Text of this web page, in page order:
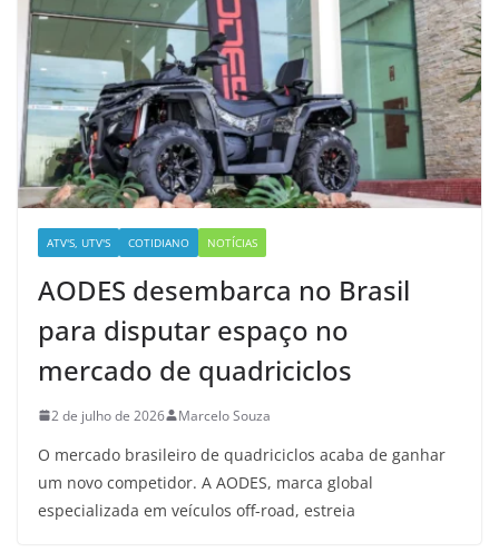
ATV'S, UTV'S COTIDIANO NOTÍCIAS
AODES desembarca no Brasil
para disputar espaço no
mercado de quadriciclos
2 de julho de 2026 Marcelo Souza
O mercado brasileiro de quadriciclos acaba de ganhar
um novo competidor. A AODES, marca global
especializada em veículos off-road, estreia